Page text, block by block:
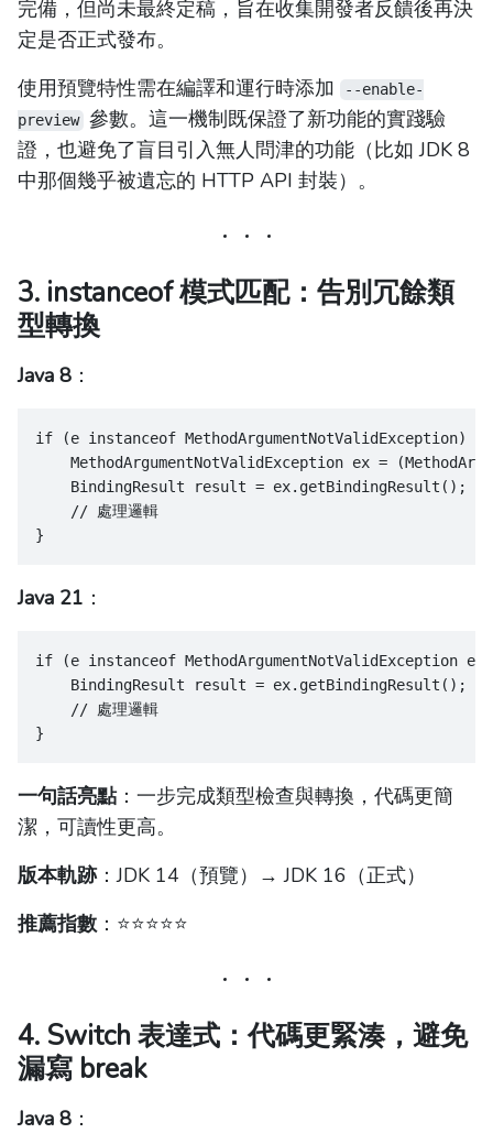
完備，但尚未最終定稿，旨在收集開發者反饋後再決
定是否正式發布。
使用預覽特性需在編譯和運行時添加
--enable-
preview 參數。這一機制既保證了新功能的實踐驗
證，也避免了盲目引入無人問津的功能（比如 JDK 8
中那個幾乎被遺忘的 HTTP API 封裝）。
3. instanceof 模式匹配：告別冗餘類
型轉換
Java 8 ：
if (e instanceof MethodArgumentNotValidException) {
MethodArgumentNotValidException ex =
    BindingResult result = ex.getBindingResult();
    // 處理邏輯
}
Java 21 ：
if (e instanceof MethodArgumentNotValidException
    BindingResult result = ex.getBindingResult();
    // 處理邏輯
}
一句話亮點：一步完成類型檢查與轉換，代碼更簡
潔，可讀性更高。
版本軌跡：JDK 14（預覽）→ JDK 16（正式）
推薦指數：⭐️⭐️⭐️⭐️⭐️
4. Switch 表達式：代碼更緊湊，避免
漏寫 break
Java 8 ：